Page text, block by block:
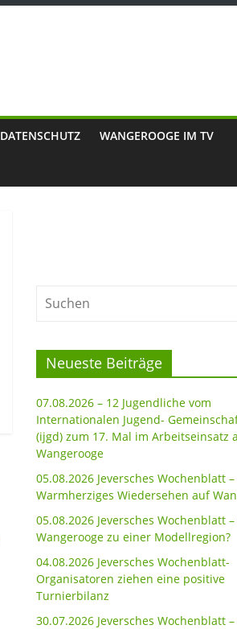
DATENSCHUTZ WANGEROOGE IM TV
Neueste Beiträge
07.08.2026 – 12 Jugendliche vom
Internationalen Jugend-
(ijgd) zum 17. Mal im Arbeitseinsatz
Wangerooge
05.08.2026 Jeversches Wochenblatt –
Warmherziges Wiedersehen auf
05.08.2026 Jeversches Wochenblatt
Wangerooge zu einer Modellregion?
04.08.2026 Jeversches Wochenblatt-
Organisatoren ziehen eine positive
Turnierbilanz
30.07.2026 Jeversches Wochenblatt